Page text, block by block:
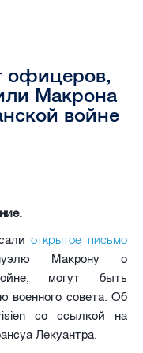
офицеров,
Макрона
войне
открытое письмо
Макрону о
могут быть
военного совета. Об
со ссылкой на
Лекуантра.